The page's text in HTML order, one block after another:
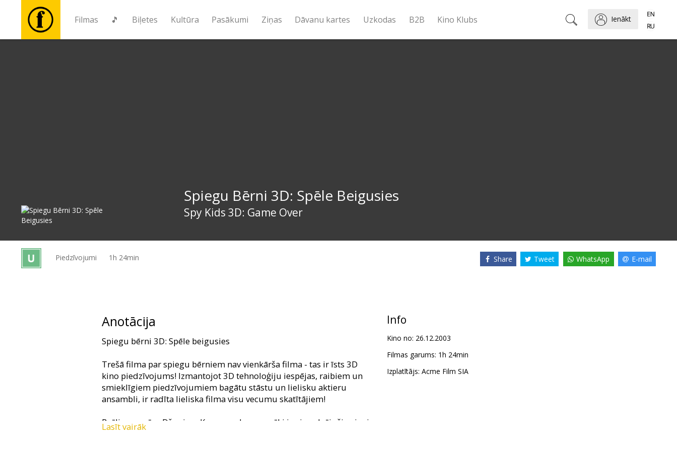
Filmas 🎵 Biļetes Kultūra Pasākumi Ziņas Dāvanu kartes Uzkodas B2B Kino Klubs Ienākt
Ziņas
kartes
Spiegu Bērni 3D: Spēle Beigusies
Spy Kids 3D: Game Over
Piedzīvojumi 1h 24min Share Tweet WhatsApp E-mail
Anotācija
Spiegu bērni 3D: Spēle beigusies
Trešā filma par spiegu bērniem nav vienkārša filma - tas ir īsts 3D
kino piedzīvojums! Izmantojot 3D tehnoloģiju iespējas, raibiem un
smieklīgiem piedzīvojumiem bagātu stāstu un lielisku aktieru
ansambli, ir radīta lieliska filma visu vecumu skatītājiem!
Brālis un māsa Džuni un Karmena, kuru vecāki ir pieredzējuši spiegi
un cīnītāji pret visu ļauno, dodas savā trešajā un bīstamākajā
Lasīt vairāk
Info
Kino no: 26.12.2003
Filmas garums: 1h 24min
Izplatītājs: Acme Film SIA